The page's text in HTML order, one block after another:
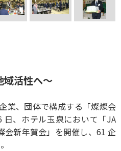
域活性へ～
業、団体で構成する「燦燦会
、ホテル玉泉において「JA
会新年賀会」を開催し、61 企